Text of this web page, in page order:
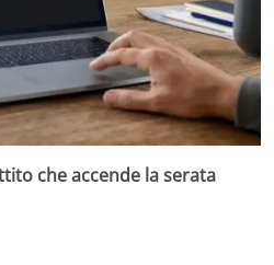
che accende la serata